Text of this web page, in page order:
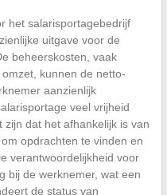
het salarisportagebedrijf
uitgave voor de
beheerskosten, vaak
kunnen de netto-
aanzienlijk
veel vrijheid
dat het afhankelijk is van
opdrachten te vinden en
verantwoordelijkheid voor
bij de werknemer, wat een
de status van